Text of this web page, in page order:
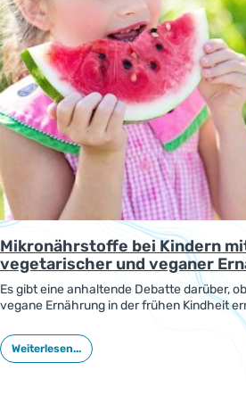
Mikronährstoffe bei Kindern
vegetarischer und veganer
Es gibt eine anhaltende Debatte darüber,
vegane Ernährung in der frühen Kindheit
angemessen sind. In einer Studie wurden
fleischhaltigen Ernährung in Bezug auf die
Mikronährstoffen bei kleinen Kindern
Weiterlesen...